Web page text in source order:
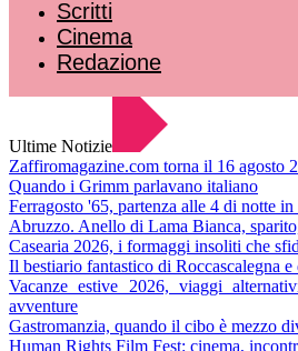
Scritti
Cinema
Redazione
Ultime Notizie
Zaffiromagazine.com torna il 16 agosto
Quando i Grimm parlavano italiano
Ferragosto '65, partenza alle 4 di notte
Abruzzo. Anello di Lama Bianca,
Casearia 2026, i formaggi insoliti che
Il bestiario fantastico di Roccascalegna
Vacanze estive 2026, viaggi
avventure
Gastromanzia, quando il cibo è mezzo
Human Rights Film Fest: cinema,